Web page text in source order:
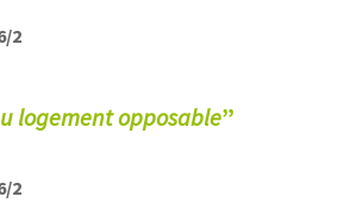
2
logement opposable”
2